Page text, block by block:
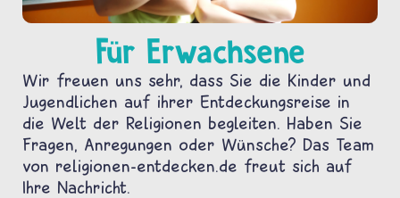
Für Erwachsene
Wir freuen uns sehr, dass Sie die Kinder und
Jugendlichen auf ihrer Entdeckungsreise in
die Welt der Religionen begleiten. Haben Sie
Fragen, Anregungen oder Wünsche? Das Team
von religionen-entdecken.de freut sich auf
Ihre Nachricht.